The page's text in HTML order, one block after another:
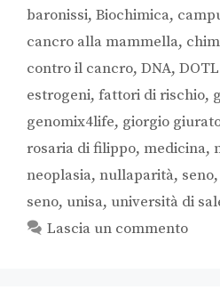
baronissi, Biochimica,
cancro alla mammella,
contro il cancro, DNA,
estrogeni, fattori di rischio,
genomix4life, giorgio
rosaria di filippo, medicina,
neoplasia, nullaparità, seno,
seno, unisa, università di
Lascia un commento